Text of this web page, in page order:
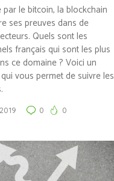
par le bitcoin, la blockchain
ses preuves dans de
Quels sont les
français qui sont les plus
ce domaine ? Voici un
vous permet de suivre les
0 0